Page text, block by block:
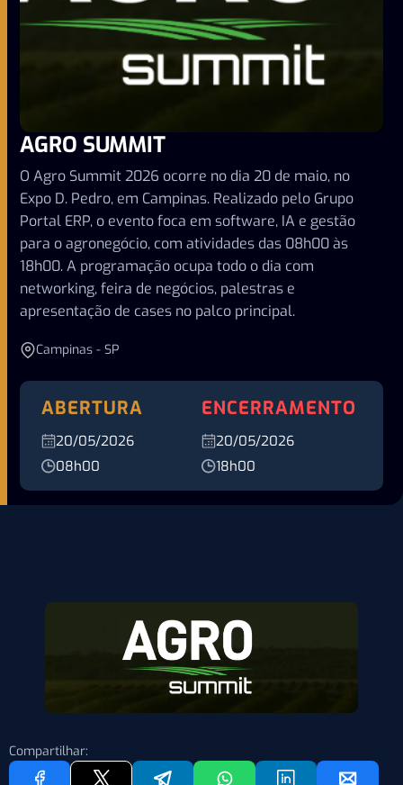
AGRO SUMMIT
O Agro Summit 2026 ocorre no dia 20 de maio, no
Expo D. Pedro, em Campinas. Realizado pelo Grupo
Portal ERP, o evento foca em software, IA e gestão
para o agronegócio, com atividades das 08h00 às
18h00. A programação ocupa todo o dia com
networking, feira de negócios, palestras e
apresentação de cases no palco principal.
Campinas - SP
ABERTURA
20/05/2026
08h00
ENCERRAMENTO
20/05/2026
18h00
Compartilhar: